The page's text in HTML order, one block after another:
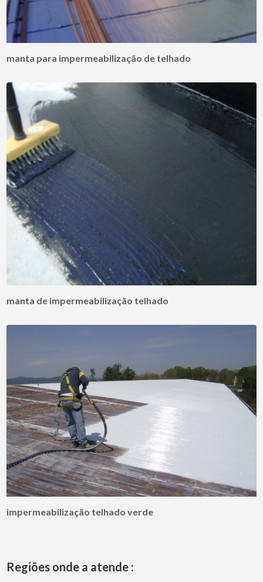
manta para impermeabilização de telhado
manta de impermeabilização telhado
impermeabilização telhado verde
Regiões onde a atende :